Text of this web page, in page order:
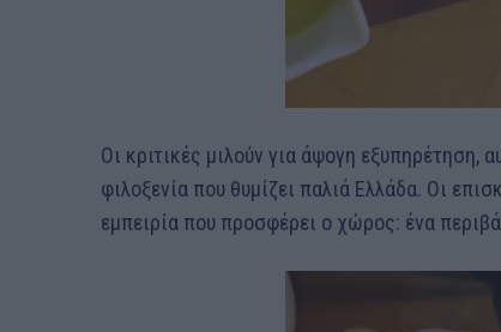
Οι κριτικές μιλούν για άψογη εξυπηρέτηση,
φιλοξενία που θυμίζει παλιά Ελλάδα. Οι
εμπειρία που προσφέρει ο χώρος: ένα